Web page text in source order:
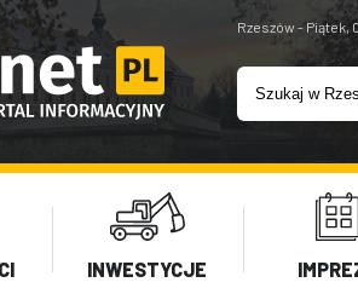
Rzeszów - Piątek,
INWESTYCJE